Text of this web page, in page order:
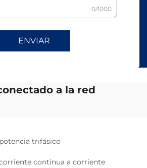
0/1000
ENVIAR
a la red
trifásico
continua a corriente